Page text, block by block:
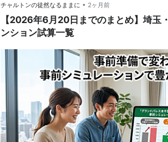
チャルトンの徒然なるままに • 2ヶ月前
【2026年6月20日までのまとめ】埼玉
ンション試算一覧